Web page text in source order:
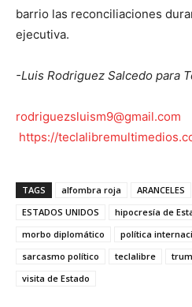
barrio las reconciliaciones
ejecutiva.
-Luis Rodriguez Salcedo para
rodriguezsluism9@gmail.com
https://
TAGS alfombra roja ARANCELES
ESTADOS UNIDOS
hipocresía de
morbo diplomático
política
sarcasmo político
teclalibre
visita de Estado